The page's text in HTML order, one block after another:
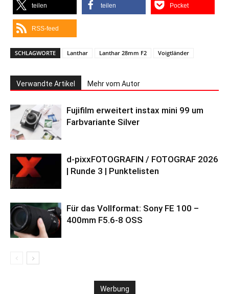
teilen teilen Pocket
RSS-feed
SCHLAGWORTE Lanthar Lanthar 28mm F2 Voigtländer
Verwandte Artikel Mehr vom Autor
Fujifilm erweitert instax mini 99 um
Farbvariante Silver
d-pixxFOTOGRAFIN / FOTOGRAF 2026
| Runde 3 | Punktelisten
Für das Vollformat: Sony FE 100 –
400mm F5.6-8 OSS
Werbung